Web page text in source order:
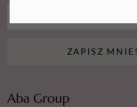
ZAPISZ MNIE!
Aba Group